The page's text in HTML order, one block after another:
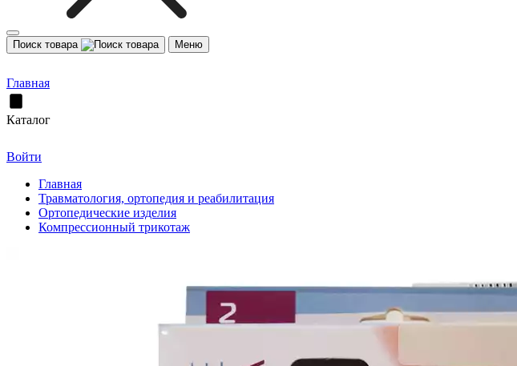
Поиск товара Меню
Главная
Каталог
Войти
Главная
Травматология, ортопедия и реабилитация
Ортопедические изделия
Компрессионный трикотаж